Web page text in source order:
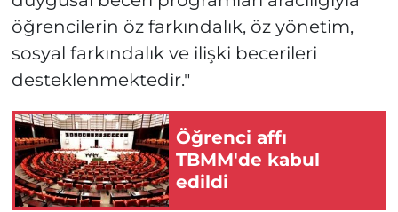
öğrencilerin öz farkındalık, öz yönetim,
sosyal farkındalık ve ilişki becerileri
desteklenmektedir."
Öğrenci affı
TBMM'de kabul
edildi